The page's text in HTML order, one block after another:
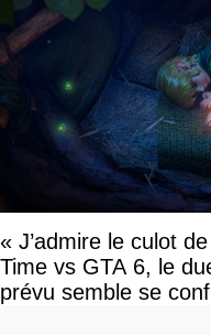
« J’admire le culot
Time vs GTA 6, le
prévu semble se